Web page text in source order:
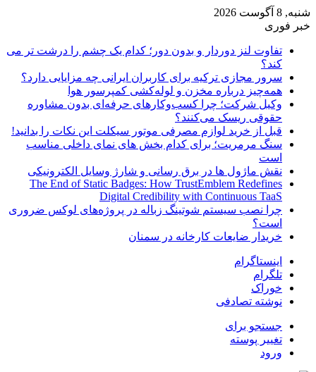
شنبه, 8 آگوست 2026
خبر فوری
تفاوت لنز دوردار و بدون دور؛ کدام یک چشم را درشت تر می
کند؟
سرور مجازی ترکیه برای کاربران ایرانی چه مزایایی دارد؟
همه‌چیز درباره مخزن و لوله‌کشی کمپرسور هوا
وکیل شرکت؛ چرا کسب‌وکارهای حرفه‌ای بدون مشاوره
حقوقی ریسک می‌کنند؟
قبل از خرید لوازم مصرفی موتور سیکلت این نکات را بدانید!
سنگ مرمریت؛ برای کدام بخش های نمای داخلی مناسب
است
نقش ماژول ها در برق رسانی و شارژ وسایل الکترونیکی
The End of Static Badges: How TrustEmblem Redefines
Digital Credibility with Continuous TaaS
چرا نصب سیستم شوتینگ زباله در پروژه‌های لوکس ضروری
است؟
خریدار ضایعات کارخانه در سمنان
اینستاگرام
تلگرام
خوراک
نوشته تصادفی
جستجو برای
تغییر پوسته
ورود